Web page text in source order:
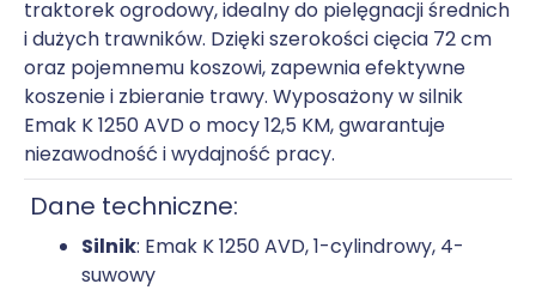
traktorek ogrodowy, idealny do pielęgnacji średnich
i dużych trawników. Dzięki szerokości cięcia 72 cm
oraz pojemnemu koszowi, zapewnia efektywne
koszenie i zbieranie trawy. Wyposażony w silnik
Emak K 1250 AVD o mocy 12,5 KM, gwarantuje
niezawodność i wydajność pracy.
Dane techniczne:
Silnik: Emak K 1250 AVD, 1-cylindrowy, 4-
suwowy